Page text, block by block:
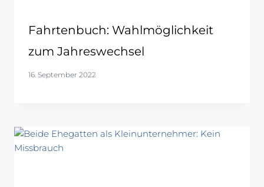
Fahrtenbuch: Wahlmöglichkeit
zum Jahreswechsel
16. September 2022